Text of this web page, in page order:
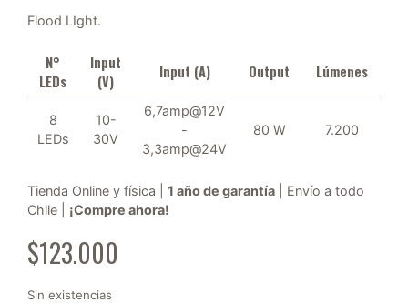
Flood LIght.
N°
LEDs
Input
(V)
Input (A) Output Lúmenes
8
LEDs
10-
30V
6,7amp@12V
-
3,3amp@24V
80 W 7.200
Tienda Online y física | 1 año de garantía | Envío a todo
Chile | ¡Compre ahora!
$123.000
Sin existencias